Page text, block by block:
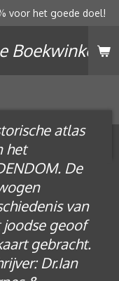
Boekwinkel
voor het goede doel!
atlas
het
De
van
joodse geoof
gebracht.
Dr.Ian